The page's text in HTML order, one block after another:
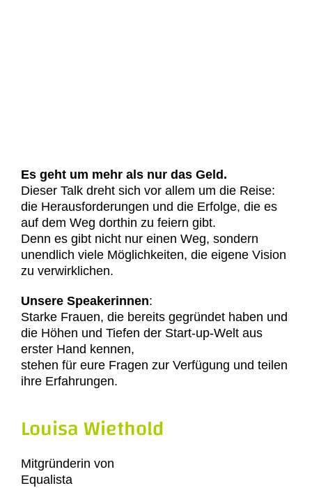
Es geht um mehr als nur das Geld.
Dieser Talk dreht sich vor allem um die Reise:
die Herausforderungen und die Erfolge, die es
auf dem Weg dorthin zu feiern gibt.
Denn es gibt nicht nur einen Weg, sondern
unendlich viele Möglichkeiten, die eigene Vision
zu verwirklichen.
Unsere Speakerinnen:
Starke Frauen, die bereits gegründet haben und
die Höhen und Tiefen der Start-up-Welt aus
erster Hand kennen,
stehen für eure Fragen zur Verfügung und teilen
ihre Erfahrungen.
Louisa Wiethold
Mitgründerin von
Equalista